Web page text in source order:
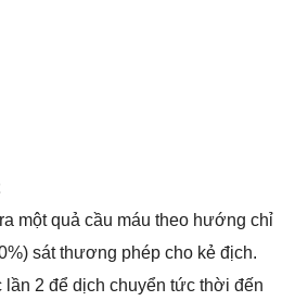
một quả cầu máu theo hướng chỉ
sát thương phép cho kẻ địch.
lần 2 để dịch chuyển tức thời đến